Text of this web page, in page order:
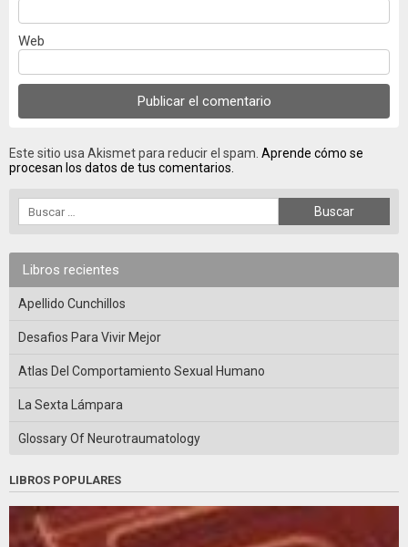
Web
Este sitio usa Akismet para reducir el spam. Aprende cómo se
procesan los datos de tus comentarios.
Libros recientes
Apellido Cunchillos
Desafios Para Vivir Mejor
Atlas Del Comportamiento Sexual Humano
La Sexta Lámpara
Glossary Of Neurotraumatology
LIBROS POPULARES